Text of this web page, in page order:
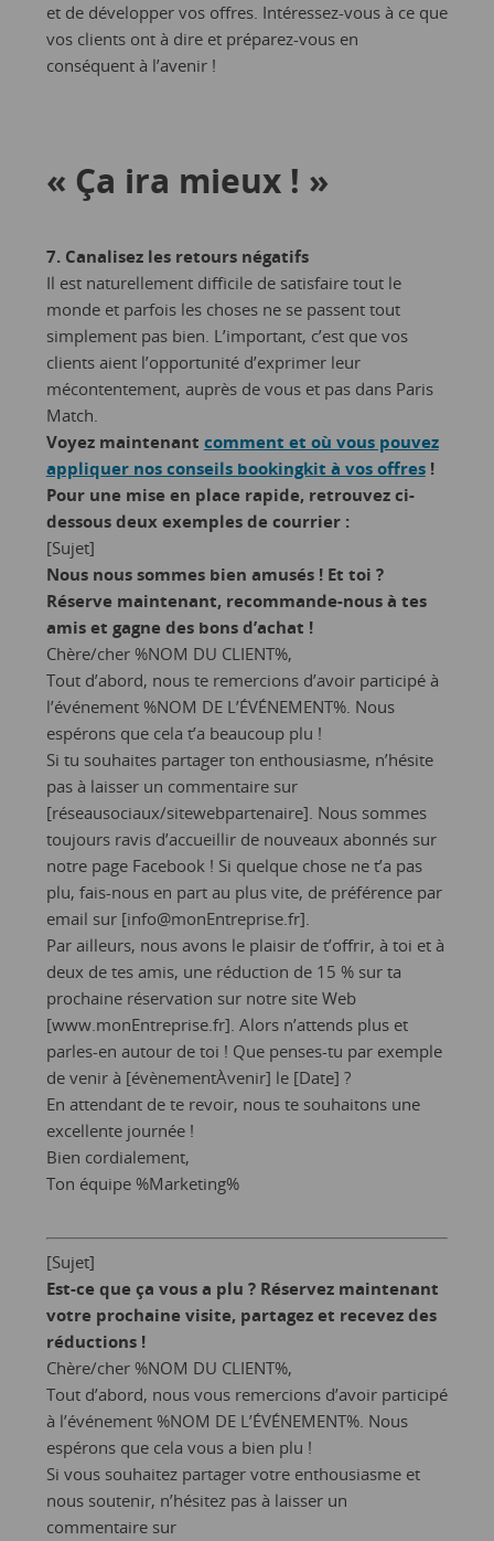
et de développer vos offres. Intéressez-vous à ce que
vos clients ont à dire et préparez-vous en
conséquent à l’avenir !
« Ça ira mieux ! »
7. Canalisez les retours négatifs
Il est naturellement difficile de satisfaire tout le
monde et parfois les choses ne se passent tout
simplement pas bien. L’important, c’est que vos
clients aient l’opportunité d’exprimer leur
mécontentement, auprès de vous et pas dans Paris
Match.
Voyez maintenant comment et où vous pouvez
appliquer nos conseils bookingkit à vos offres!
Pour une mise en place rapide, retrouvez ci-
dessous deux exemples de courrier :
[Sujet]
Nous nous sommes bien amusés ! Et toi ?
Réserve maintenant, recommande-nous à tes
amis et gagne des bons d’achat !
Chère/cher %NOM DU CLIENT%,
Tout d’abord, nous te remercions d’avoir participé à
l’événement %NOM DE L’ÉVÉNEMENT%. Nous
espérons que cela t’a beaucoup plu !
Si tu souhaites partager ton enthousiasme, n’hésite
pas à laisser un commentaire sur
[réseausociaux/sitewebpartenaire]. Nous sommes
toujours ravis d’accueillir de nouveaux abonnés sur
notre page Facebook ! Si quelque chose ne t’a pas
plu, fais-nous en part au plus vite, de préférence par
email sur [info@monEntreprise.fr].
Par ailleurs, nous avons le plaisir de t’offrir, à toi et à
deux de tes amis, une réduction de 15 % sur ta
prochaine réservation sur notre site Web
[www.monEntreprise.fr]. Alors n’attends plus et
parles-en autour de toi ! Que penses-tu par exemple
de venir à [évènementÀvenir] le [Date] ?
En attendant de te revoir, nous te souhaitons une
excellente journée !
Bien cordialement,
Ton équipe %Marketing%
[Sujet]
Est-ce que ça vous a plu ? Réservez maintenant
votre prochaine visite, partagez et recevez des
réductions !
Chère/cher %NOM DU CLIENT%,
Tout d’abord, nous vous remercions d’avoir participé
à l’événement %NOM DE L’ÉVÉNEMENT%. Nous
espérons que cela vous a bien plu !
Si vous souhaitez partager votre enthousiasme et
nous soutenir, n’hésitez pas à laisser un
commentaire sur